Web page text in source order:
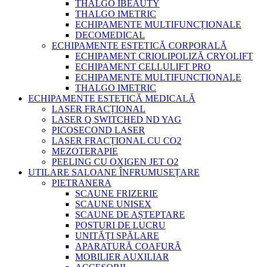
THALGO IBEAUTY
THALGO IMETRIC
ECHIPAMENTE MULTIFUNCȚIONALE
DECOMEDICAL
ECHIPAMENTE ESTETICĂ CORPORALĂ
ECHIPAMENT CRIOLIPOLIZĂ CRYOLIFT
ECHIPAMENT CELLULIFT PRO
ECHIPAMENTE MULTIFUNCTIONALE
THALGO IMETRIC
ECHIPAMENTE ESTETICĂ MEDICALĂ
LASER FRACȚIONAL
LASER Q SWITCHED ND YAG
PICOSECOND LASER
LASER FRACȚIONAL CU CO2
MEZOTERAPIE
PEELING CU OXIGEN JET O2
UTILARE SALOANE ÎNFRUMUSEȚARE
PIETRANERA
SCAUNE FRIZERIE
SCAUNE UNISEX
SCAUNE DE AȘTEPTARE
POSTURI DE LUCRU
UNITĂȚI SPĂLARE
APARATURĂ COAFURĂ
MOBILIER AUXILIAR